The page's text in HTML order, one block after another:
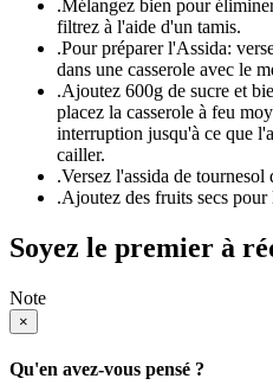
.Mélangez bien pour
filtrez à l'aide d'un tamis.
.Pour préparer l'Assida:
dans une casserole avec le
.Ajoutez 600g de sucre et
placez la casserole à feu
interruption jusqu'à ce que
cailler.
.Versez l'assida de tournesol
.Ajoutez des fruits secs pour
Soyez le premier à
Note
×
Qu'en avez-vous pensé ?